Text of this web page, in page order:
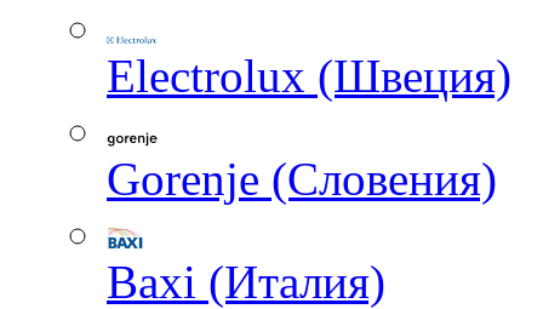
Electrolux (Швеция)
Gorenje (Словения)
Baxi (Италия)